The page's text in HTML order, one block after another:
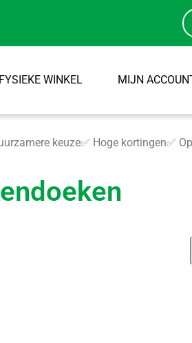
FYSIEKE WINKEL MIJN
keuze✅ Hoge kortingen✅